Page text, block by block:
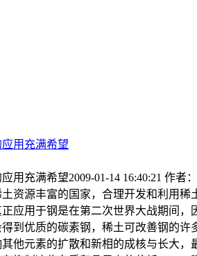
用充满希望
用充满希望2009-01-14 16:40:21
土资源丰富的国家，合理开发和利
用于钢是在第二次世界大战期间，
得到优质的碳素钢，稀土可改善钢的
他元素的扩散和新相的成核与长大